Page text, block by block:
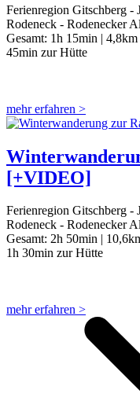
Ferienregion Gitschberg -
Rodeneck - Rodenecker
Gesamt: 1h 15min | 4,8km
45min zur Hütte
mehr erfahren >
[+VIDEO]
Ferienregion Gitschberg -
Rodeneck - Rodenecker
Gesamt: 2h 50min |
1h 30min zur Hütte
mehr erfahren >